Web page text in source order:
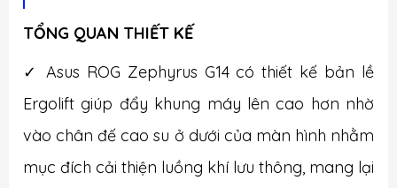
TỔNG QUAN THIẾT KẾ
✓ Asus ROG Zephyrus G14 có thiết kế bản lề
Ergolift giúp đẩy khung máy lên cao hơn nhờ
vào chân đế cao su ở dưới của màn hình nhằm
mục đích cải thiện luồng khí lưu thông, mang lại